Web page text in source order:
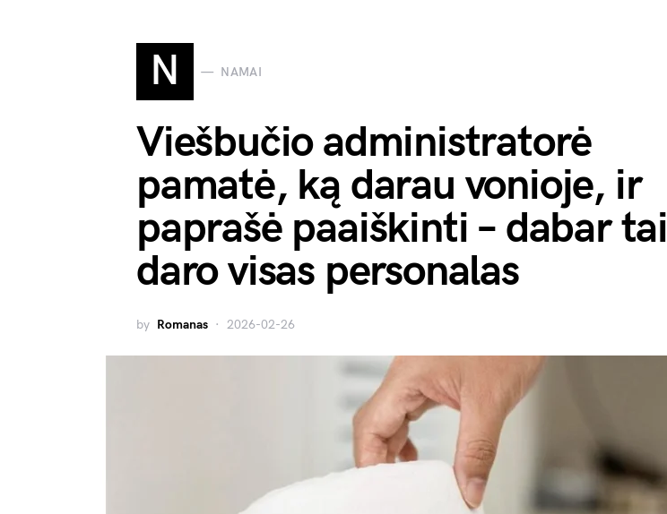
N NAMAI
Viešbučio administratorė
pamatė, ką darau vonioje, ir
paprašė paaiškinti – dabar tai
daro visas personalas
by Romanas 2026-02-26